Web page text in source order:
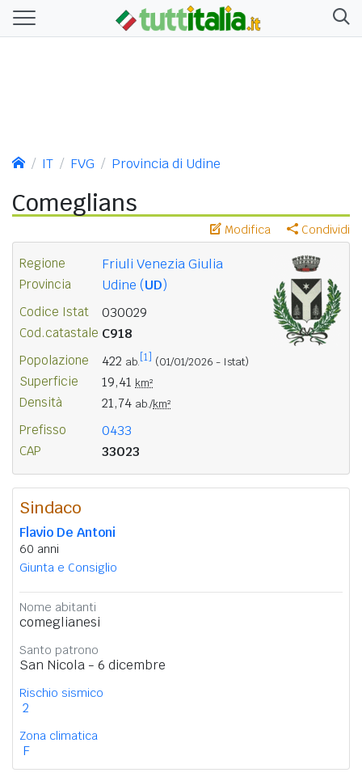
IT FVG Provincia di Udine
Comeglians
Modifica Condividi
Regione Friuli Venezia Giulia
Provincia Udine (UD)
Codice Istat 030029
Cod.catastale C918
Popolazione 422 ab. [1] (01/01/2026 - Istat)
Superficie 19,41 km²
Densità 21,74 ab./km²
Prefisso 0433
CAP 33023
Sindaco
Flavio De Antoni
60 anni
Giunta e Consiglio
Nome abitanti
comeglianesi
Santo patrono
San Nicola - 6 dicembre
Rischio sismico
2
Zona climatica
F